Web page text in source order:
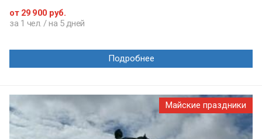
от 29 900 руб.
за 1 чел. / на 5 дней
Подробнее
Майские праздники